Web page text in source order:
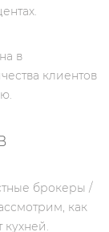
в
клиентов
брокеры /
как